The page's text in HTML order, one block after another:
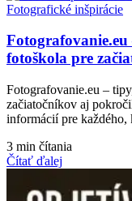
Fotografické inšpirácie
Fotografovanie.eu
fotoškola pre
Fotografovanie.eu –
začiatočníkov aj
informácií pre
3 min čítania
Čítať ďalej